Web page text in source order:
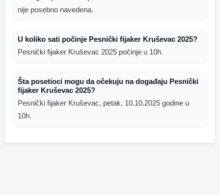
nije posebno navedena.
U koliko sati počinje Pesnički fijaker Kruševac 2025?
Pesnički fijaker Kruševac 2025 počinje u 10h.
Šta posetioci mogu da očekuju na događaju Pesnički
fijaker Kruševac 2025?
Pesnički fijaker Kruševac, petak, 10.10.2025 godine u
10h.